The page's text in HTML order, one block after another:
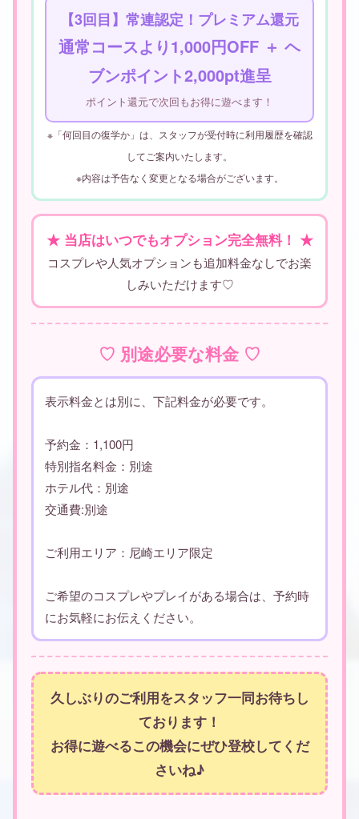
【3回目】常連認定！プレミアム還元
通常コースより1,000円OFF ＋ ヘ
ブンポイント2,000pt進呈
ポイント還元で次回もお得に遊べます！
※「何回目の復学か」は、スタッフが受付時に利用履歴を確認
してご案内いたします。
※内容は予告なく変更となる場合がございます。
★ 当店はいつでもオプション完全無料！ ★
コスプレや人気オプションも追加料金なしでお楽
しみいただけます♡
♡ 別途必要な料金 ♡
表示料金とは別に、下記料金が必要です。
予約金：1,100円
特別指名料金：別途
ホテル代：別途
交通費:別途
ご利用エリア：尼崎エリア限定
ご希望のコスプレやプレイがある場合は、予約時
にお気軽にお伝えください。
久しぶりのご利用をスタッフ一同お待ちし
ております！
お得に遊べるこの機会にぜひ登校してくだ
さいね♪